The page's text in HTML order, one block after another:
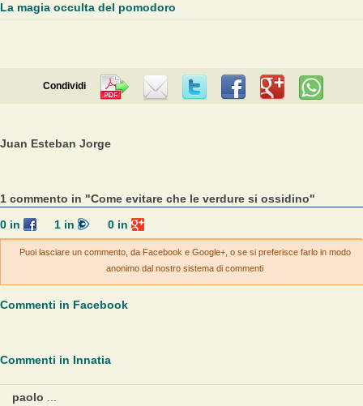
La magia occulta del pomodoro
Condividi
Juan Esteban Jorge
1 commento in "Come evitare che le verdure si ossidino"
0in 1in 0 in
Puoi lasciare un commento, da Facebook e Google+, o se si preferisce farlo in modo
anonimo dal nostro sistema di commenti
Commenti in Facebook
Commenti in Innatia
paolo